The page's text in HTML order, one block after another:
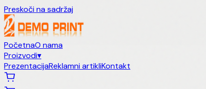
Preskoči na sadržaj
PočetnaO nama
Proizvodi▾
PrezentacijaReklamni artikliKontakt